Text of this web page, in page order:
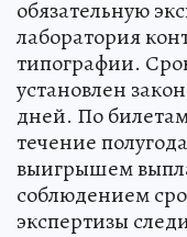
обязательную
лаборатория
типографии.
установлен
дней. По
течение
выигрышем
соблюдением
экспертизы